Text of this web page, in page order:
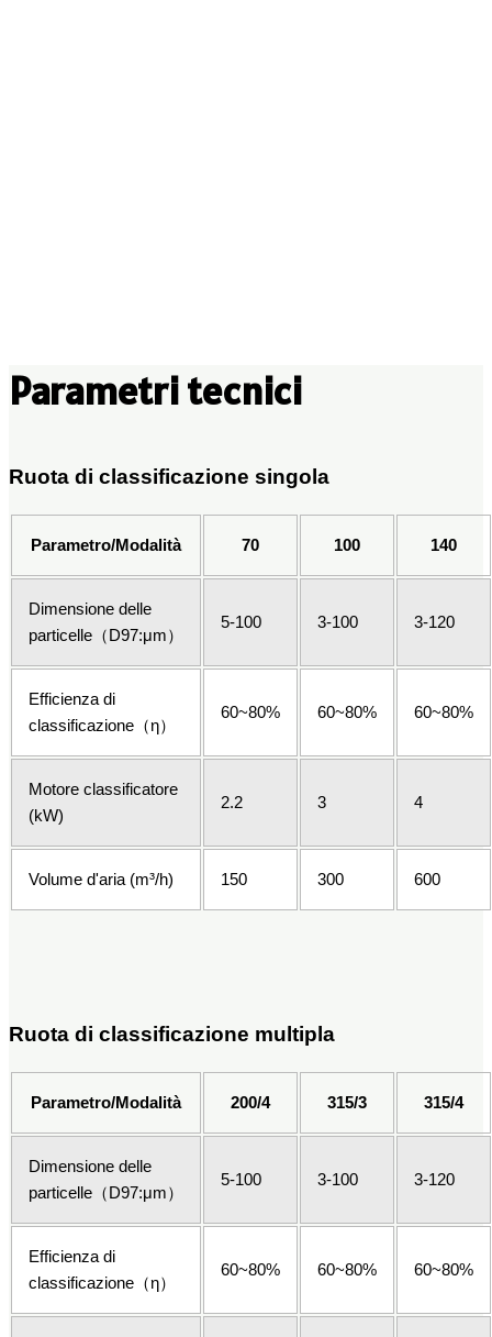
Parametri tecnici
Ruota di classificazione singola
Parametro/Modalità 70 100 140
Dimensione delle
particelle（D97:μm）
5-100 3-100 3-120
Efficienza di
classificazione（η）
60~80% 60~80% 60~80%
Motore classificatore
(kW)
2.2 3 4
Volume d'aria (m³/h) 150 300 600
Ruota di classificazione multipla
Parametro/Modalità 200/4 315/3 315/4
Dimensione delle
particelle（D97:μm）
5-100 3-100 3-120
Efficienza di
classificazione（η）
60~80% 60~80% 60~80%